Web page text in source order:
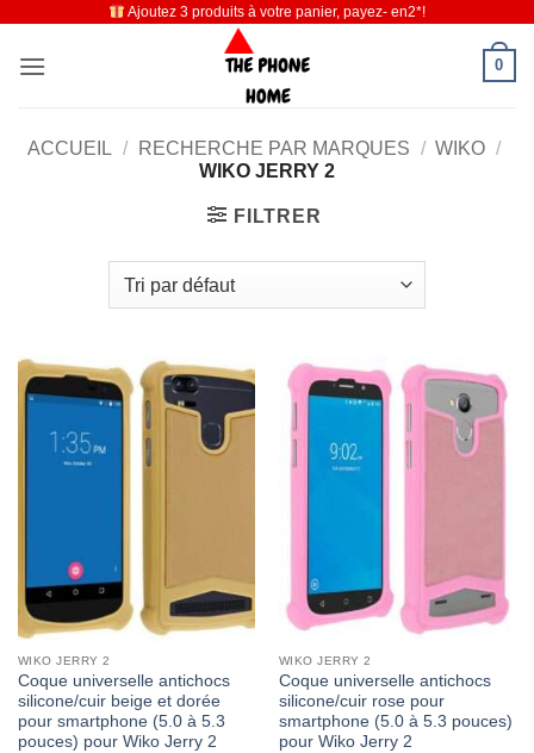
contenu
Ajoutez 3 produits à votre panier, payez- en2*!
0
ACCUEIL / RECHERCHE PAR MARQUES / WIKO /
WIKO JERRY 2
FILTRER
WIKO JERRY 2
Coque universelle antichocs
silicone/cuir beige et dorée
pour smartphone (5.0 à 5.3
pouces) pour Wiko Jerry 2
WIKO JERRY 2
Coque universelle antichocs
silicone/cuir rose pour
smartphone (5.0 à 5.3 pouces)
pour Wiko Jerry 2